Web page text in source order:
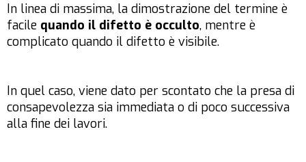
In linea di massima, la dimostrazione del termine è
facile quando il difetto è occulto, mentre è
complicato quando il difetto è visibile.
In quel caso, viene dato per scontato che la presa di
consapevolezza sia immediata o di poco successiva
alla fine dei lavori.